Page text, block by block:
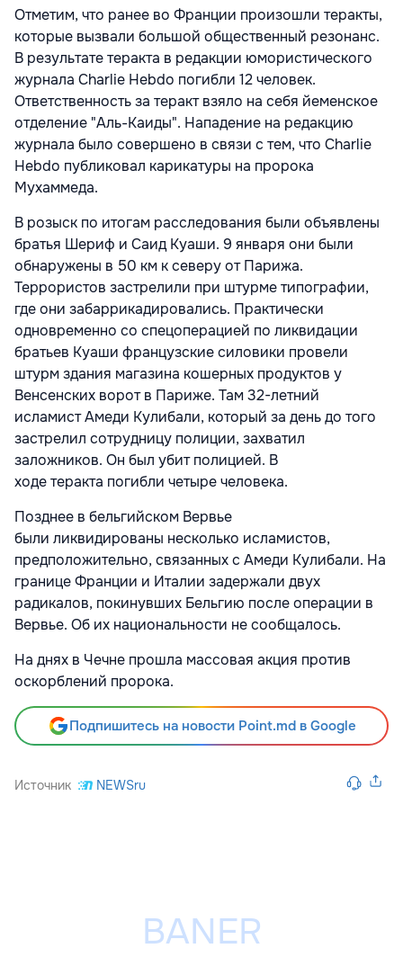
Отметим, что ранее во Франции произошли теракты,
которые вызвали большой общественный резонанс.
В результате теракта в редакции юмористического
журнала Charlie Hebdo погибли 12 человек.
Ответственность за теракт взяло на себя йеменское
отделение "Аль-Каиды". Нападение на редакцию
журнала было совершено в связи с тем, что Charlie
Hebdo публиковал карикатуры на пророка
Мухаммеда.
В розыск по итогам расследования были объявлены
братья Шериф и Саид Куаши. 9 января они были
обнаружены в 50 км к северу от Парижа.
Террористов застрелили при штурме типографии,
где они забаррикадировались. Практически
одновременно со спецоперацией по ликвидации
братьев Куаши французские силовики провели
штурм здания магазина кошерных продуктов у
Венсенских ворот в Париже. Там 32-летний
исламист Амеди Кулибали, который за день до того
застрелил сотрудницу полиции, захватил
заложников. Он был убит полицией. В
ходе теракта погибли четыре человека.
Позднее в бельгийском Вервье
были ликвидированы несколько исламистов,
предположительно, связанных с Амеди Кулибали. На
границе Франции и Италии задержали двух
радикалов, покинувших Бельгию после операции в
Вервье. Об их национальности не сообщалось.
На днях в Чечне прошла массовая акция против
оскорблений пророка.
Подпишитесь на новости Point.md в Google
Источник NEWSru